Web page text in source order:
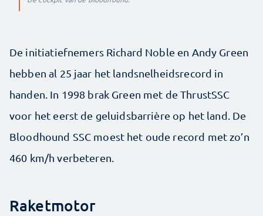
De initiatiefnemers Richard Noble en Andy Green
hebben al 25 jaar het landsnelheidsrecord in
handen. In 1998 brak Green met de ThrustSSC
voor het eerst de geluidsbarrière op het land. De
Bloodhound SSC moest het oude record met zo’n
460 km/h verbeteren.
Raketmotor